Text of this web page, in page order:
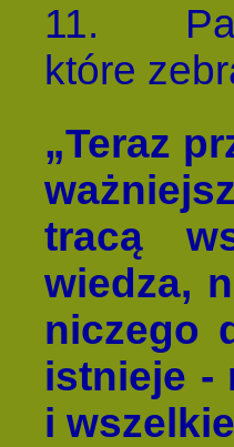
11.
które
„Teraz
tracą
wiedza,
niczego
istnieje -
i